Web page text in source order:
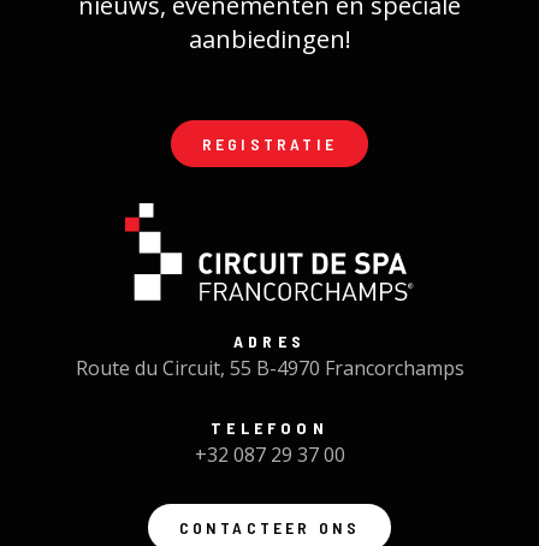
aanbiedingen!
REGISTRATIE
ADRES
Route du Circuit, 55 B-4970 Francorchamps
TELEFOON
+32 087 29 37 00
CONTACTEER ONS